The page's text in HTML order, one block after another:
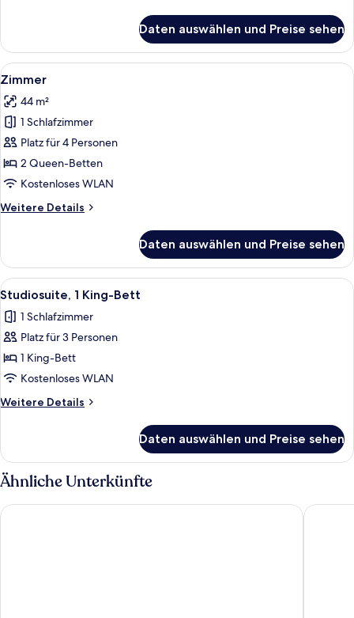
1 King-
Bett
Daten auswählen und Preise sehen
Alle
Fotos
für
Zimmer
anzeigen
Ein Hotelzimmer mit zwei Betten,
3
Zimmer
44 m²
1 Schlafzimmer
Platz für 4 Personen
2 Queen-Betten
Kostenloses WLAN
Weitere Details
Weitere
Daten auswählen und Preise sehen
Alle
Fotos
für
Studiosuite,
1 King-
Bett
anzeigen
Ein Hotelzimmer mit einem Bett,
3
Studiosuite, 1 King-Bett
1 Schlafzimmer
Platz für 3 Personen
1 King-Bett
Kostenloses WLAN
Weitere Details
Weitere
1 King-
Bett
Daten auswählen und Preise sehen
Ähnliche Unterkünfte
Ameristar Casino Resort Spa Black Hawk Lady